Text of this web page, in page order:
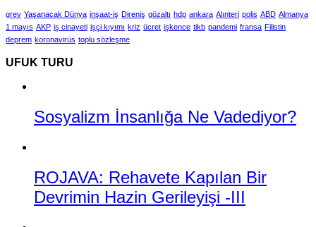
grev Yaşanacak Dünya inşaat-iş Direniş gözaltı hdp ankara Alınteri polis ABD Almanya
1 mayıs AKP iş cinayeti işçi kıyımı kriz ücret işkence tikb pandemi fransa Filistin
deprem koronavirüs toplu sözleşme
UFUK TURU
Sosyalizm İnsanlığa Ne Vadediyor?
ROJAVA: Rehavete Kapılan Bir
Devrimin Hazin Gerileyişi -III